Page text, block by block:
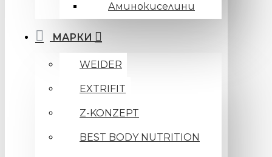
Аминокиселини
МАРКИ
WEIDER
EXTRIFIT
Z-KONZEPT
BEST BODY NUTRITION